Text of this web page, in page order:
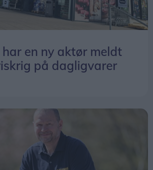
en ny aktør meldt
på dagligvarer